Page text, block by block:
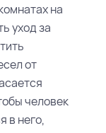
на
уход за
от
человек
в него,